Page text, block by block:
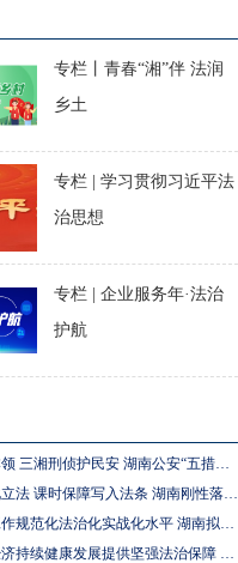
专栏丨青春“湘”伴 法润
乡土
专栏 | 学习贯彻习近平法
治思想
专栏 | 企业服务年·法治
护航
数智赋能淬本领 三湘刑侦护民安 湖南公安“五措并举”推进执法规范化建设
代表议案转化立法 课时保障写入法条 湖南刚性落实中小学生体育锻炼要求
提升反电诈工作规范化法治化实战化水平 湖南拟为反电诈工作立法
为全省民营经济持续健康发展提供坚强法治保障 湖南拟出台实施民营经济促进法办法